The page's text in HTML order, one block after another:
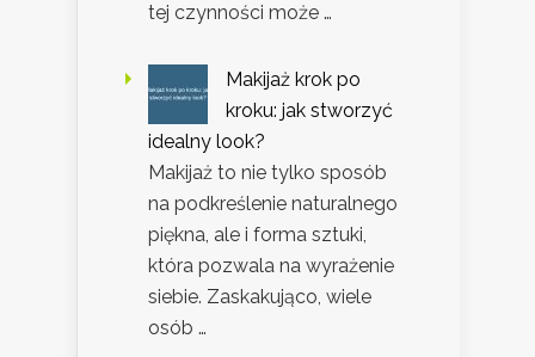
tej czynności może …
Makijaż krok po
kroku: jak stworzyć
idealny look?
Makijaż to nie tylko sposób
na podkreślenie naturalnego
piękna, ale i forma sztuki,
która pozwala na wyrażenie
siebie. Zaskakująco, wiele
osób …